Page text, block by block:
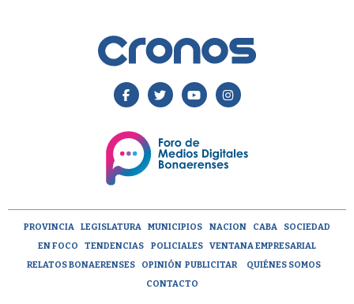
PROVINCIA LEGISLATURA MUNICIPIOS NACION CABA
SOCIEDAD
EN FOCO
TENDENCIAS POLICIALES
VENTANA EMPRESARIAL
RELATOS BONAERENSES
OPINIÓN PUBLICITAR
QUIÉNES SOMOS
CONTACTO